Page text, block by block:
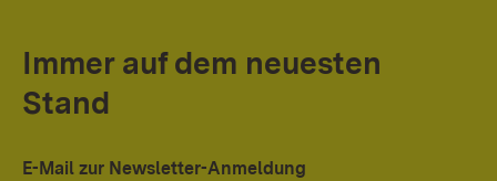
Immer auf dem neuesten
Stand
E-Mail zur Newsletter-Anmeldung